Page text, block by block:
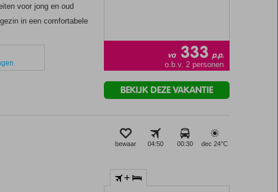
voor jong en oud
in een comfortabele
va 333 p.p.
o.b.v. 2 personen
BEKIJK DEZE VAKANTIE
bewaar 04:50 00:30 dec 24°C
+